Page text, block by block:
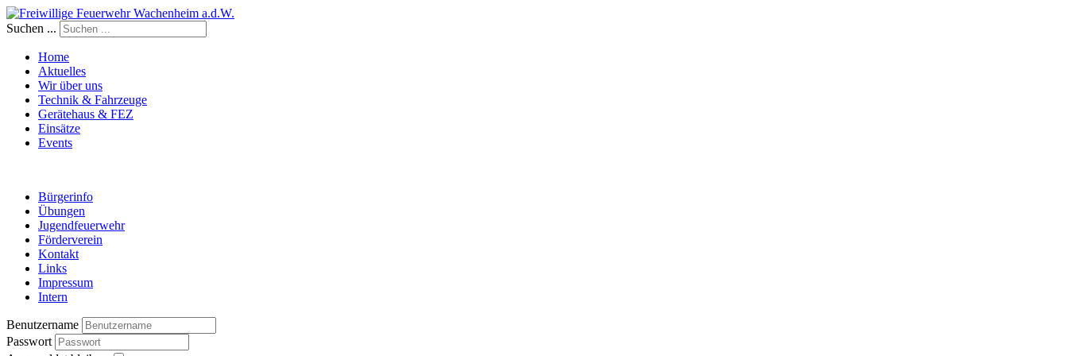
Suchen ...
Home
Aktuelles
Wir über uns
Technik & Fahrzeuge
Gerätehaus & FEZ
Einsätze
Events
Bürgerinfo
Übungen
Jugendfeuerwehr
Förderverein
Kontakt
Links
Impressum
Intern
Benutzername
Passwort